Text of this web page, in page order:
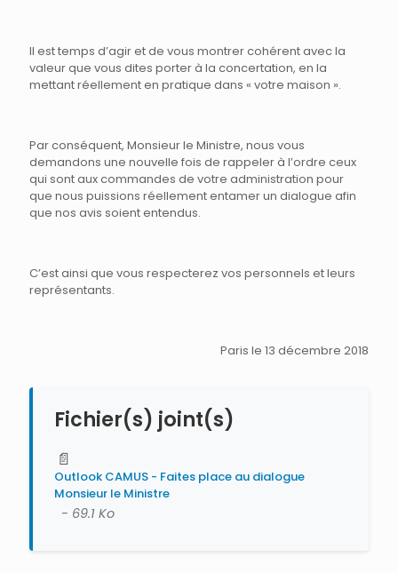
Il est temps d’agir et de vous montrer cohérent avec la
valeur que vous dites porter à la concertation, en la
mettant réellement en pratique dans « votre maison ».
Par conséquent, Monsieur le Ministre, nous vous
demandons une nouvelle fois de rappeler à l’ordre ceux
qui sont aux commandes de votre administration pour
que nous puissions réellement entamer un dialogue afin
que nos avis soient entendus.
C’est ainsi que vous respecterez vos personnels et leurs
représentants.
Paris le 13 décembre 2018
Fichier(s) joint(s)
📄
Outlook CAMUS - Faites place au dialogue
Monsieur le Ministre
- 69.1 Ko